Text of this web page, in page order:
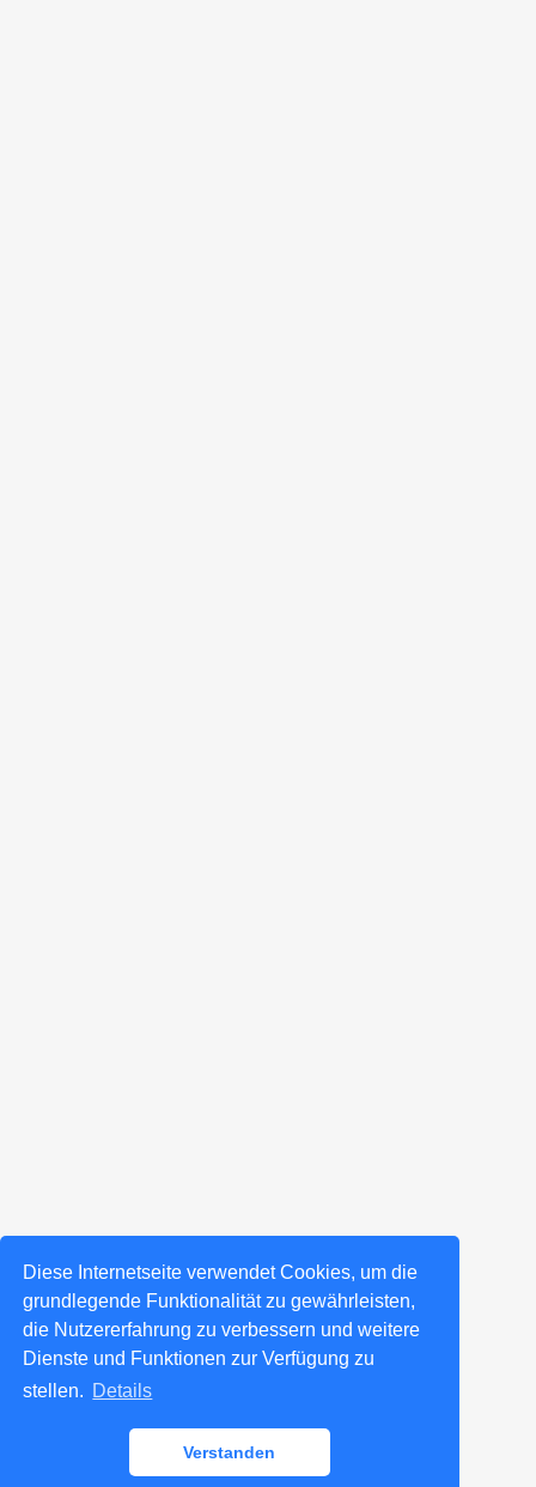
Diese Internetseite verwendet Cookies, um die
grundlegende Funktionalität zu gewährleisten,
die Nutzererfahrung zu verbessern und weitere
Dienste und Funktionen zur Verfügung zu
stellen. Details
Verstanden